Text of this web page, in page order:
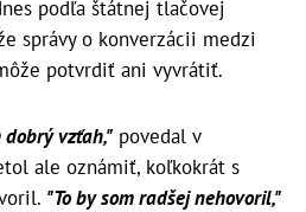
podľa štátnej tlačovej
správy o konverzácii medzi
potvrdiť ani vyvrátiť.
vzťah," povedal v
ale oznámiť, koľkokrát s
"To by som radšej nehovoril,"